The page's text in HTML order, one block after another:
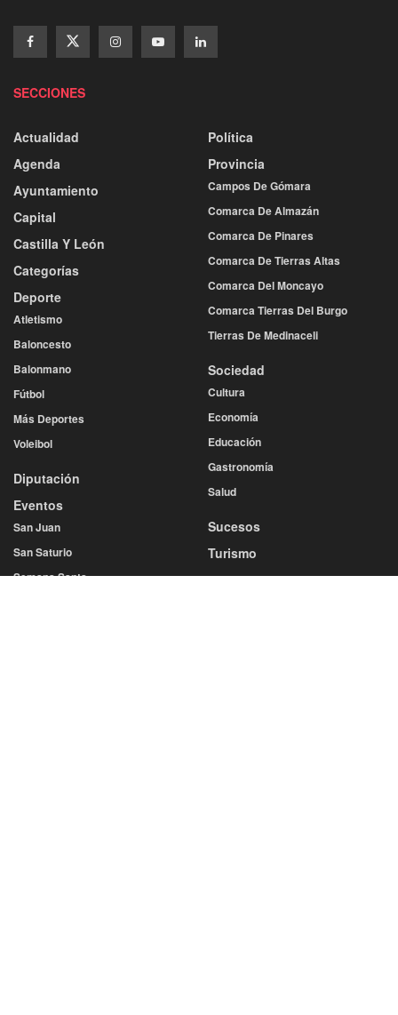
SECCIONES
Actualidad
Agenda
Ayuntamiento
Capital
Castilla Y León
Categorías
Deporte
Atletismo
Baloncesto
Balonmano
Fútbol
Más Deportes
Voleibol
Diputación
Eventos
San Juan
San Saturio
Semana Santa
Política
Provincia
Campos De Gómara
Comarca De Almazán
Comarca De Pinares
Comarca De Tierras Altas
Comarca Del Moncayo
Comarca Tierras Del Burgo
Tierras De Medinaceli
Sociedad
Cultura
Economía
Educación
Gastronomía
Salud
Sucesos
Turismo